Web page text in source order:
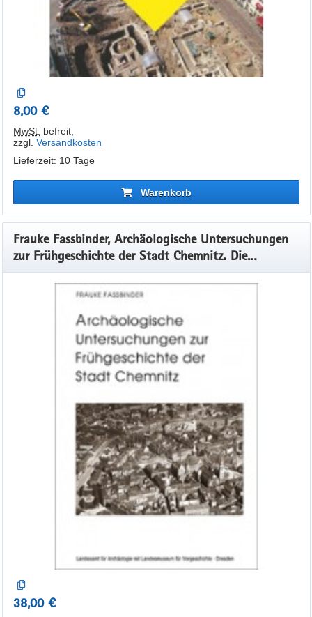
8,00 €
MwSt. befreit,
zzgl. Versandkosten
Lieferzeit: 10 Tage
Warenkorb
Frauke Fassbinder, Archäologische Untersuchungen
zur Frühgeschichte der Stadt Chemnitz. Die
Grabungen 1994–1995, Veröff. Band 42
38,00 €